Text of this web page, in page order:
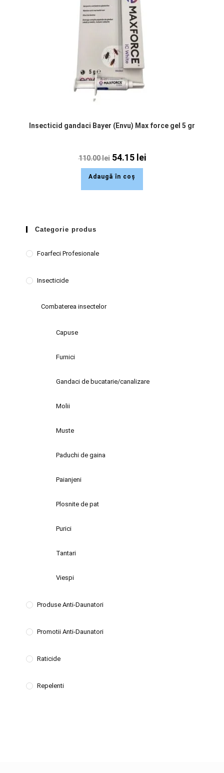
Insecticid gandaci Bayer (Envu) Max force gel 5 gr
110.00lei 54.15 lei
Adaugă în coș
Categorie produs
Foarfeci Profesionale
Insecticide
Combaterea insectelor
Capuse
Furnici
Gandaci de bucatarie/canalizare
Molii
Muste
Paduchi de gaina
Paianjeni
Plosnite de pat
Purici
Tantari
Viespi
Produse Anti-Daunatori
Promotii Anti-Daunatori
Raticide
Repelenti